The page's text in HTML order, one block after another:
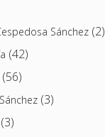
Sánchez(2)
(42)
(56)
(3)
(3)